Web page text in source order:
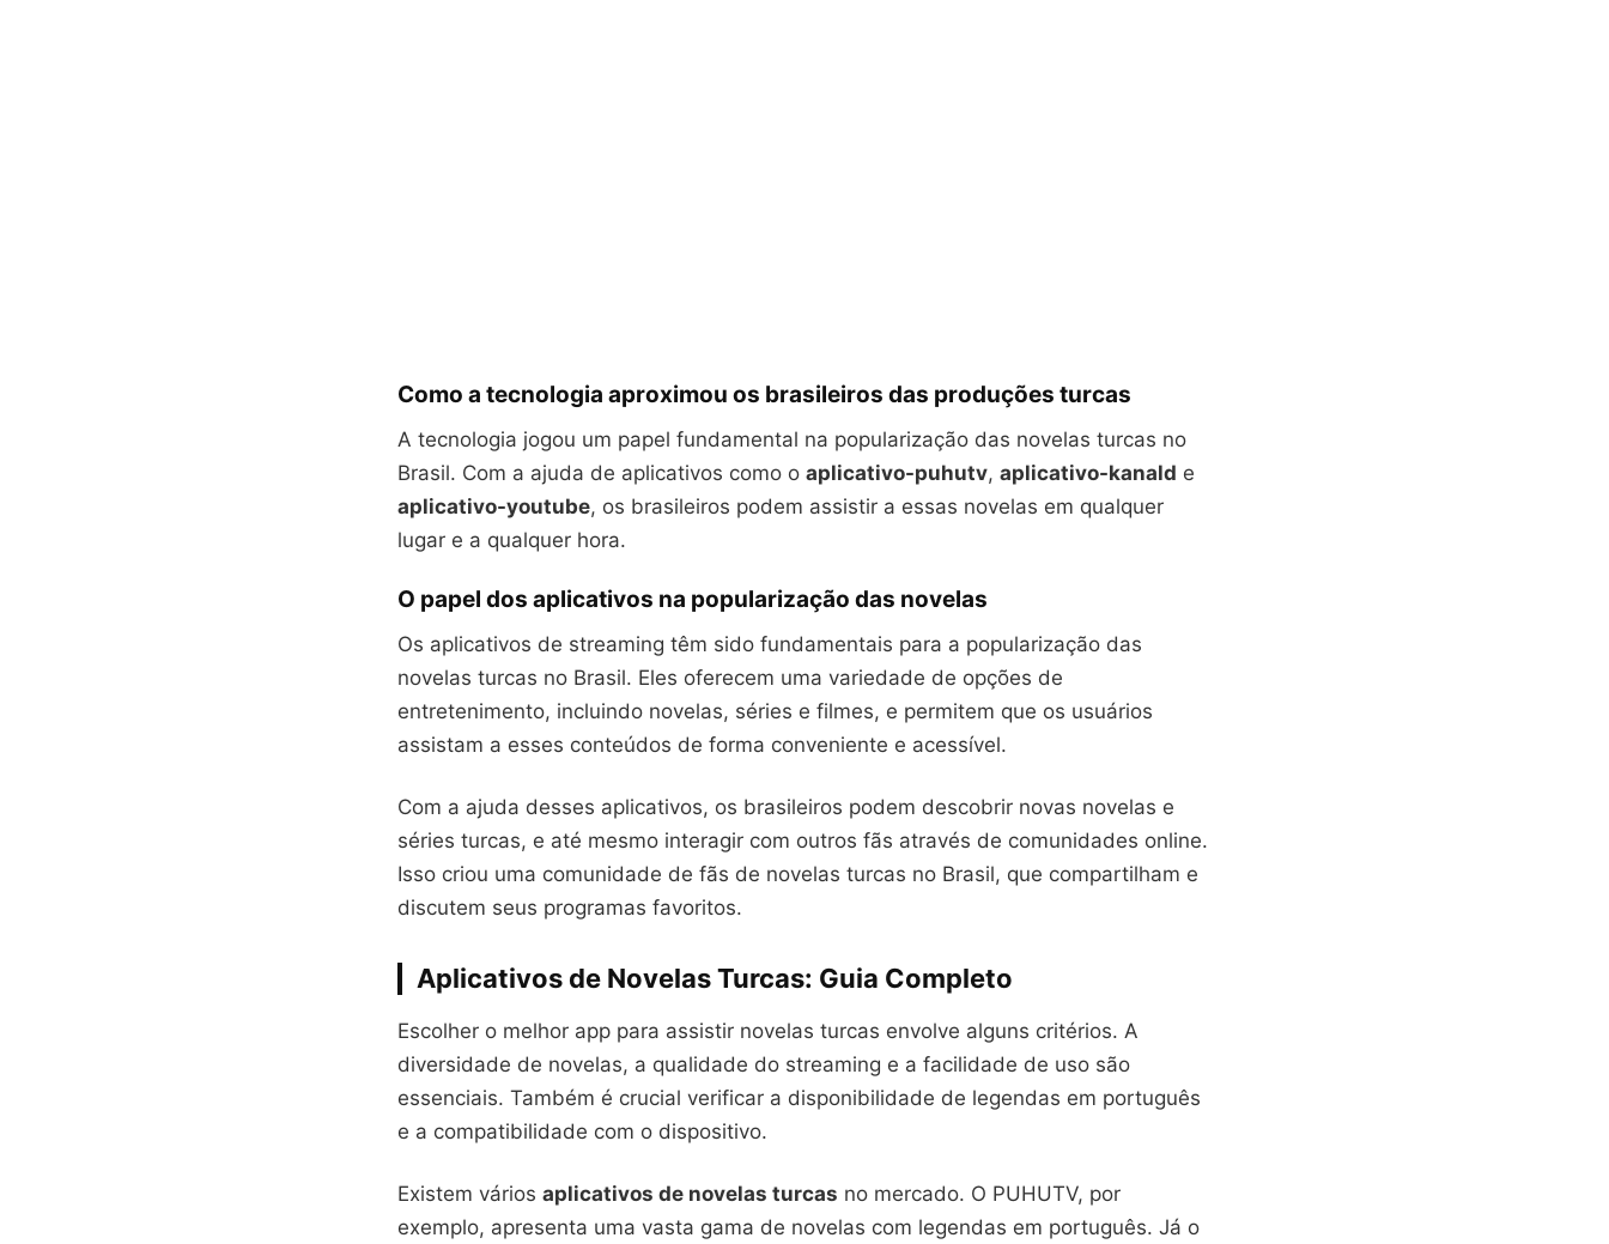
Como a tecnologia aproximou os brasileiros das produções turcas
A tecnologia jogou um papel fundamental na popularização das novelas turcas no
Brasil. Com a ajuda de aplicativos como o aplicativo-puhutv, aplicativo-kanald e
aplicativo-youtube, os brasileiros podem assistir a essas novelas em qualquer
lugar e a qualquer hora.
O papel dos aplicativos na popularização das novelas
Os aplicativos de streaming têm sido fundamentais para a popularização das
novelas turcas no Brasil. Eles oferecem uma variedade de opções de
entretenimento, incluindo novelas, séries e filmes, e permitem que os usuários
assistam a esses conteúdos de forma conveniente e acessível.
Com a ajuda desses aplicativos, os brasileiros podem descobrir novas novelas e
séries turcas, e até mesmo interagir com outros fãs através de comunidades online.
Isso criou uma comunidade de fãs de novelas turcas no Brasil, que compartilham e
discutem seus programas favoritos.
Aplicativos de Novelas Turcas: Guia Completo
Escolher o melhor app para assistir novelas turcas envolve alguns critérios. A
diversidade de novelas, a qualidade do streaming e a facilidade de uso são
essenciais. Também é crucial verificar a disponibilidade de legendas em português
e a compatibilidade com o dispositivo.
Existem vários aplicativos de novelas turcas no mercado. O PUHUTV, por
exemplo, apresenta uma vasta gama de novelas com legendas em português. Já o